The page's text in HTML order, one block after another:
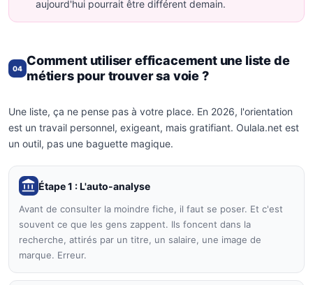
aujourd'hui pourrait être différent demain.
04
Comment utiliser efficacement une liste de
métiers pour trouver sa voie ?
Une liste, ça ne pense pas à votre place. En 2026, l'orientation
est un travail personnel, exigeant, mais gratifiant. Oulala.net est
un outil, pas une baguette magique.
Étape 1 : L'auto-analyse
Avant de consulter la moindre fiche, il faut se poser. Et c'est
souvent ce que les gens zappent. Ils foncent dans la
recherche, attirés par un titre, un salaire, une image de
marque. Erreur.